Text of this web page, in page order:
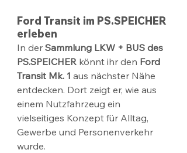
Ford Transit im PS.SPEICHER
erleben
In der Sammlung LKW + BUS des
PS.SPEICHER könnt ihr den Ford
Transit Mk. 1 aus nächster Nähe
entdecken. Dort zeigt er, wie aus
einem Nutzfahrzeug ein
vielseitiges Konzept für Alltag,
Gewerbe und Personenverkehr
wurde.